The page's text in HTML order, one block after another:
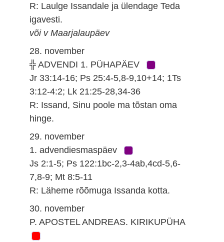
R: Laulge Issandale ja ülendage Teda
igavesti.
või v Maarjalaupäev
28. november
╬ ADVENDI 1. PÜHAPÄEV
Jr 33:14-16; Ps 25:4-5,8-9,10+14; 1Ts
3:12-4:2; Lk 21:25-28,34-36
R: Issand, Sinu poole ma tõstan oma
hinge.
29. november
1. advendiesmaspäev
Js 2:1-5; Ps 122:1bc-2,3-4ab,4cd-5,6-
7,8-9; Mt 8:5-11
R: Läheme rõõmuga Issanda kotta.
30. november
P. APOSTEL ANDREAS. KIRIKUPÜHA